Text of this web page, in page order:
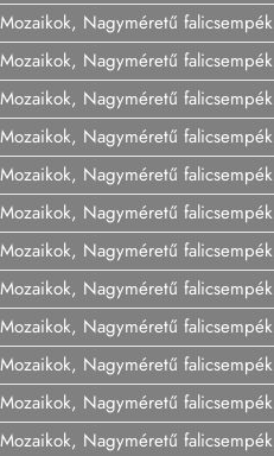
Nagyméretű falicsempék
Nagyméretű falicsempék
Nagyméretű falicsempék
Nagyméretű falicsempék
Nagyméretű falicsempék
Nagyméretű falicsempék
Nagyméretű falicsempék
Nagyméretű falicsempék
Nagyméretű falicsempék
Nagyméretű falicsempék
Nagyméretű falicsempék
Nagyméretű falicsempék